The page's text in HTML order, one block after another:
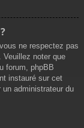
ne respectez pas
noter que
forum, phpBB
instauré sur cet
administrateur du